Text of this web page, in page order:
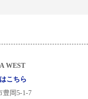
WEST
こちら
豊岡5-1-7